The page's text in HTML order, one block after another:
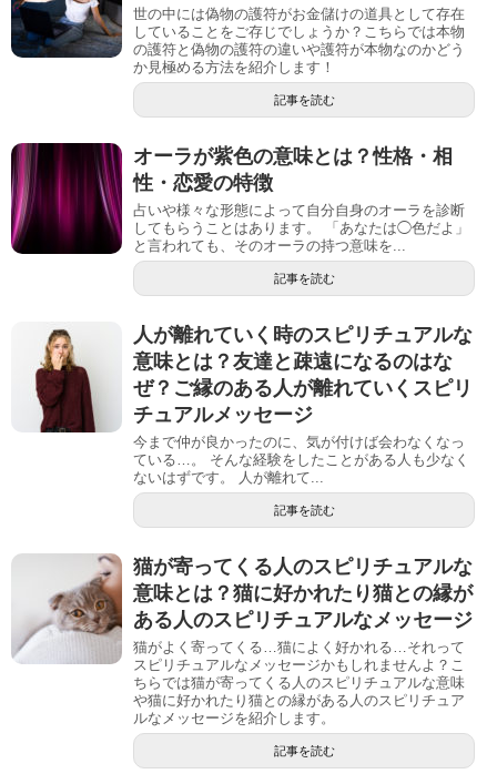
世の中には偽物の護符がお金儲けの道具として存在
していることをご存じでしょうか？こちらでは本物
の護符と偽物の護符の違いや護符が本物なのかどう
か見極める方法を紹介します！
記事を読む
オーラが紫色の意味とは？性格・相
性・恋愛の特徴
占いや様々な形態によって自分自身のオーラを診断
してもらうことはあります。 「あなたは◯色だよ」
と言われても、そのオーラの持つ意味を...
記事を読む
人が離れていく時のスピリチュアルな
意味とは？友達と疎遠になるのはな
ぜ？ご縁のある人が離れていくスピリ
チュアルメッセージ
今まで仲が良かったのに、気が付けば会わなくなっ
ている…。 そんな経験をしたことがある人も少なく
ないはずです。 人が離れて...
記事を読む
猫が寄ってくる人のスピリチュアルな
意味とは？猫に好かれたり猫との縁が
ある人のスピリチュアルなメッセージ
猫がよく寄ってくる…猫によく好かれる…それって
スピリチュアルなメッセージかもしれませんよ？こ
ちらでは猫が寄ってくる人のスピリチュアルな意味
や猫に好かれたり猫との縁がある人のスピリチュア
ルなメッセージを紹介します。
記事を読む